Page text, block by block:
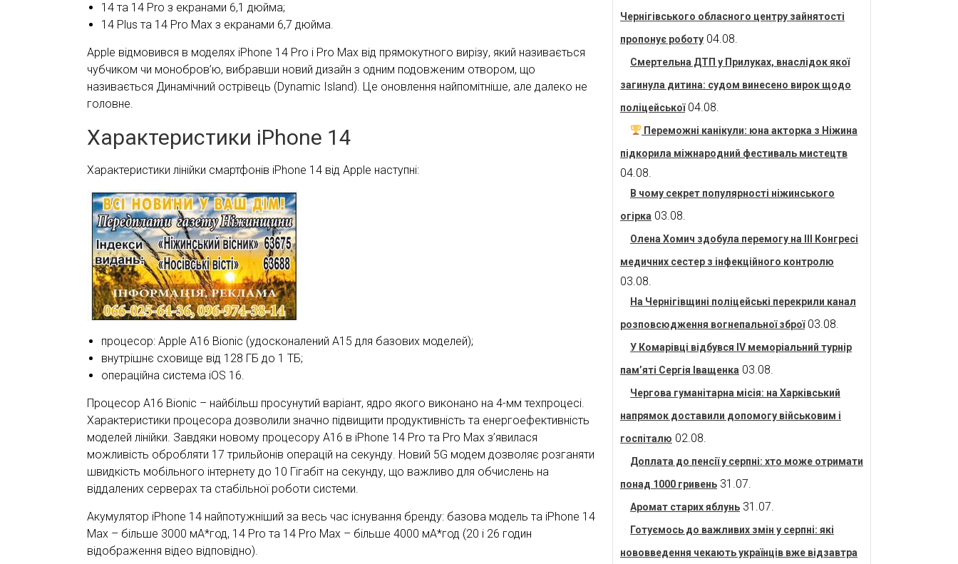
14 та 14 Pro з екранами 6,1 дюйма;
14 Plus та 14 Pro Max з екранами 6,7 дюйма.
Apple відмовився в моделях iPhone 14 Pro і Pro Max від прямокутного вирізу, який називається
чубчиком чи монобров’ю, вибравши новий дизайн з одним подовженим отвором, що
називається Динамічний острівець (Dynamic Island). Це оновлення найпомітніше, але далеко не
головне.
Характеристики iPhone 14
Характеристики лінійки смартфонів iPhone 14 від Apple наступні:
процесор: Apple А16 Bionic (удосконалений A15 для базових моделей);
внутрішнє сховище від 128 ГБ до 1 ТБ;
операційна система iOS 16.
Процесор A16 Bionic – найбільш просунутий варіант, ядро якого виконано на 4-мм техпроцесі.
Характеристики процесора дозволили значно підвищити продуктивність та енергоефективність
моделей лінійки. Завдяки новому процесору A16 в iPhone 14 Pro та Pro Max з’явилася
можливість обробляти 17 трильйонів операцій на секунду. Новий 5G модем дозволяє розганяти
швидкість мобільного інтернету до 10 Гігабіт на секунду, що важливо для обчислень на
віддалених серверах та стабільної роботи системи.
Акумулятор iPhone 14 найпотужніший за весь час існування бренду: базова модель та iPhone 14
Max – більше 3000 мА*год, 14 Pro та 14 Pro Max – більше 4000 мА*год (20 і 26 годин
відображення відео відповідно).
Чернігівського обласного центру зайнятості
пропонує роботу 04.08.
Смертельна ДТП у Прилуках, внаслідок якої
загинула дитина: судом винесено вирок щодо
поліцейської 04.08.
Переможні канікули: юна акторка з Ніжина
підкорила міжнародний фестиваль мистецтв
04.08.
В чому секрет популярності ніжинського
огірка 03.08.
Олена Хомич здобула перемогу на ІІІ Конгресі
медичних сестер з інфекційного контролю
03.08.
На Чернігівщині поліцейські перекрили канал
розповсюдження вогнепальної зброї 03.08.
У Комарівці відбувся IV меморіальний турнір
пам’яті Сергія Іващенка 03.08.
Чергова гуманітарна місія: на Харківський
напрямок доставили допомогу військовим і
госпіталю 02.08.
Доплата до пенсії у серпні: хто може отримати
понад 1000 гривень 31.07.
Аромат старих яблунь 31.07.
Готуємось до важливих змін у серпні: які
нововведення чекають українців вже відзавтра